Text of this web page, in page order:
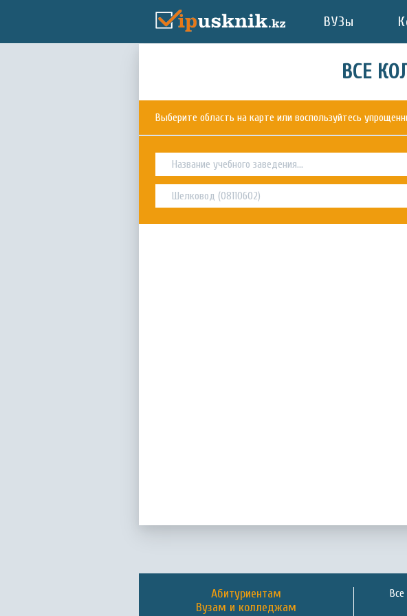
ВУЗы
ВСЕ
Выберите область на карте или воспользуйтесь
Абитуриентам
Вузам и колледжам